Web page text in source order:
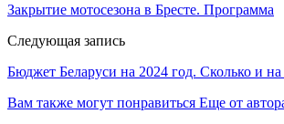
Закрытие мотосезона в Бресте. Программа
Следующая запись
Бюджет Беларуси на 2024 год. Сколько и
Вам также могут понравиться Еще от